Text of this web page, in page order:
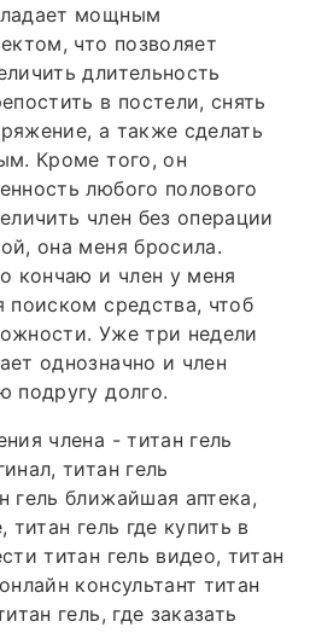
мощным
что позволяет
длительность
в постели, снять
а также сделать
Кроме того, он
любого полового
член без операции
она меня бросила.
кончаю и член у меня
поиском средства, чтоб
Уже три недели
однозначно и член
подругу долго.
члена - титан гель
титан гель
гель ближайшая аптека,
титан гель где купить в
титан гель видео, титан
консультант титан
гель, где заказать